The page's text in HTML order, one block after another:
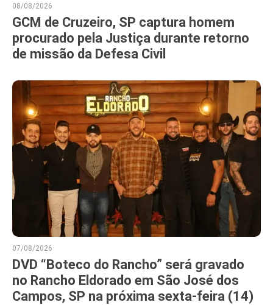
08/08/2026
GCM de Cruzeiro, SP captura homem
procurado pela Justiça durante retorno
de missão da Defesa Civil
07/08/2026
DVD “Boteco do Rancho” será gravado
no Rancho Eldorado em São José dos
Campos, SP na próxima sexta-feira (14)